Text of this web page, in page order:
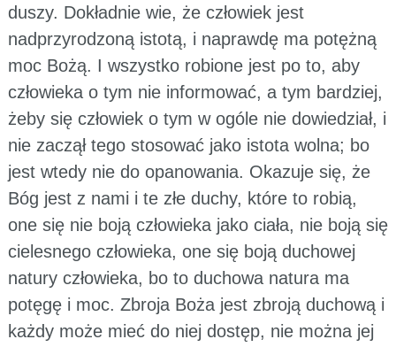
duszy. Dokładnie wie, że człowiek jest
nadprzyrodzoną istotą, i naprawdę ma potężną
moc Bożą. I wszystko robione jest po to, aby
człowieka o tym nie informować, a tym bardziej,
żeby się człowiek o tym w ogóle nie dowiedział, i
nie zaczął tego stosować jako istota wolna; bo
jest wtedy nie do opanowania. Okazuje się, że
Bóg jest z nami i te złe duchy, które to robią,
one się nie boją człowieka jako ciała, nie boją się
cielesnego człowieka, one się boją duchowej
natury człowieka, bo to duchowa natura ma
potęgę i moc. Zbroja Boża jest zbroją duchową i
każdy może mieć do niej dostęp, nie można jej